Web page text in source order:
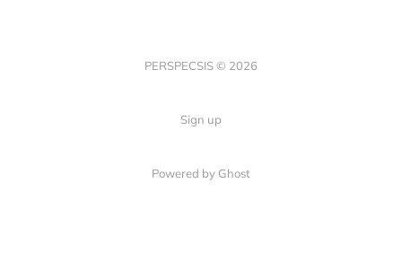
PERSPECSIS © 2026
Sign up
Powered by Ghost